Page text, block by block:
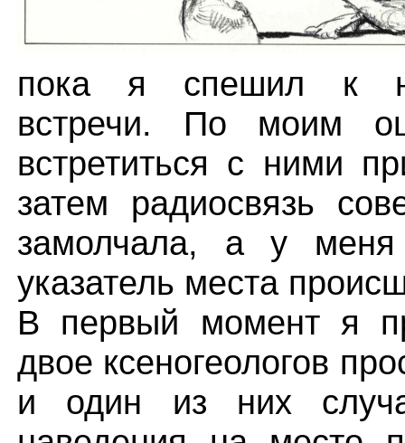
пока я спешил к
встречи. По моим
встретиться с ними
затем радиосвязь
замолчала, а у
указатель места
В первый момент я
двое ксеногеологов
и один из них